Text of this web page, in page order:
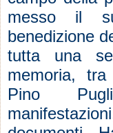
messo il
benedizione
tutta una
memoria,
Pino